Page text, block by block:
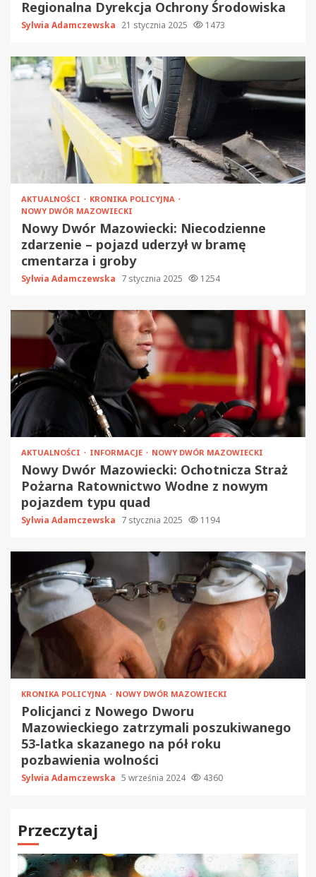
Regionalna Dyrekcja Ochrony Środowiska
Sylwia Adamczewska 21 stycznia 2025 1473
AKTUALNOŚCI
KRONIKA POLICYJNA
NOWY DWÓR MAZOWIECKI
Nowy Dwór Mazowiecki: Niecodzienne
zdarzenie – pojazd uderzył w bramę
cmentarza i groby
Sylwia Adamczewska 7 stycznia 2025 1254
AKTUALNOŚCI INFORMACJE NOWY DWÓR MAZOWIECKI
Nowy Dwór Mazowiecki: Ochotnicza Straż
Pożarna Ratownictwo Wodne z nowym
pojazdem typu quad
Sylwia Adamczewska 7 stycznia 2025 1194
KRONIKA POLICYJNA NOWY DWÓR MAZOWIECKI
Policjanci z Nowego Dworu
Mazowieckiego zatrzymali poszukiwanego
53-latka skazanego na pół roku
pozbawienia wolności
Sylwia Adamczewska 5 września 2024 4360
Przeczytaj